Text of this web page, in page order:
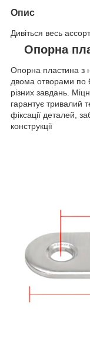
Опис
Дивіться весь
Опорна
Опорна пластина з
двома отворами по
різних завдань.
гарантує тривалий
фіксації деталей,
конструкції